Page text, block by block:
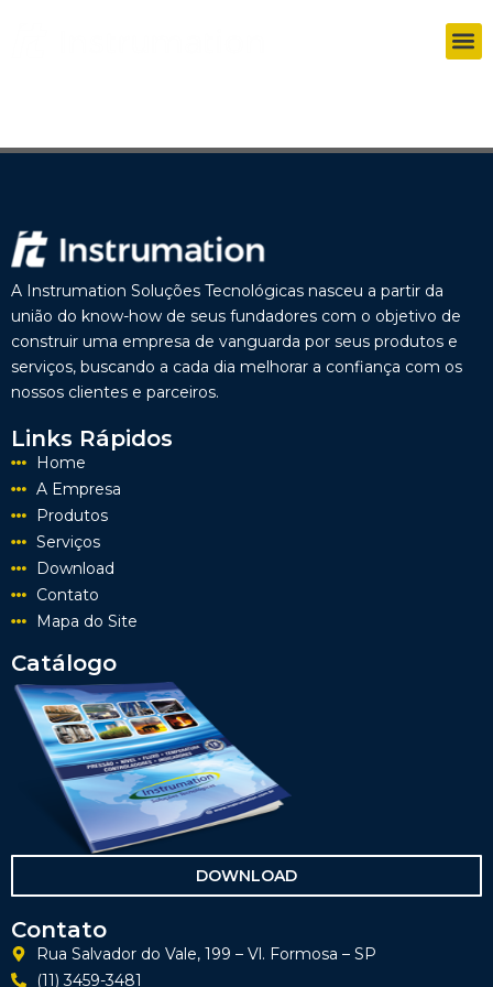
A Instrumation Soluções Tecnológicas nasceu a partir da
união do know-how de seus fundadores com o objetivo de
construir uma empresa de vanguarda por seus produtos e
serviços, buscando a cada dia melhorar a confiança com os
nossos clientes e parceiros.
Links Rápidos
Home
A Empresa
Produtos
Serviços
Download
Contato
Mapa do Site
Catálogo
DOWNLOAD
Contato
Rua Salvador do Vale, 199 – Vl. Formosa – SP
(11) 3459-3481